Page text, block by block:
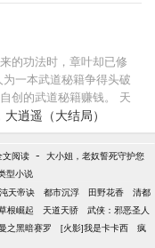
，人人避之不及。???后
欺负到泪眼朦胧。阴鸷
穿鞋。???年轻俊美的状
高大的战神将军是她所
握，君临天下。她生来
???女帝文，爽文，有感
名分。
的功法时，章叶却已修
一本武道秘籍争得头破
创的武道秘籍赚钱。 天
自喜时，章叶却已把他
穷毕生之力，也无法把
在短短的时间之内，就
打人就打他们的脸，踩
们的脸蛋，抽二世祖的
各族美女，这就是一个
的牛逼人生。 书友一
逍遥（大结局）
文阅读 - 大小姐，老奴誓死守护您
型小说
天帝诀 都市沉浮 田野花香
清都
根崛起 天道天骄
武侠：邪恶圣人
之黑暗赛罗 [火影]我是卡卡西
疯